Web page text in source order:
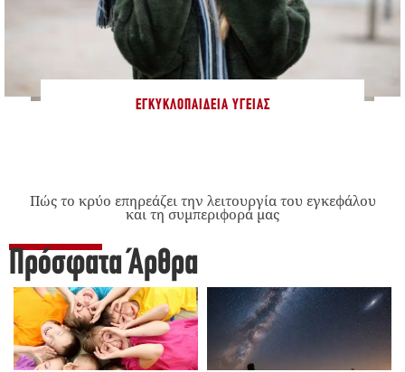
ΕΓΚΥΚΛΟΠΑΊΔΕΙΑ ΥΓΕΊΑΣ
Πώς το κρύο επηρεάζει την λειτουργία του εγκεφάλου
και τη συμπεριφορά μας
Πρόσφατα Άρθρα